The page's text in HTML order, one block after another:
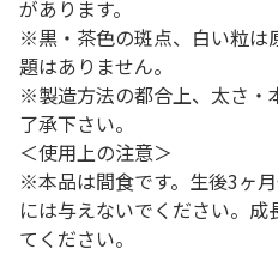
があります。
※黒・茶色の斑点、白い粒は
題はありません。
※製造方法の都合上、太さ・
了承下さい。
＜使用上の注意＞
※本品は間食です。生後3ヶ
には与えないでください。
てください。